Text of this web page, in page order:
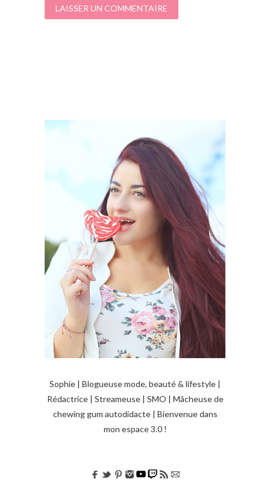
Sophie | Blogueuse mode, beauté & lifestyle |
Rédactrice | Streameuse | SMO | Mâcheuse de
chewing gum autodidacte | Bienvenue dans
mon espace 3.0 !